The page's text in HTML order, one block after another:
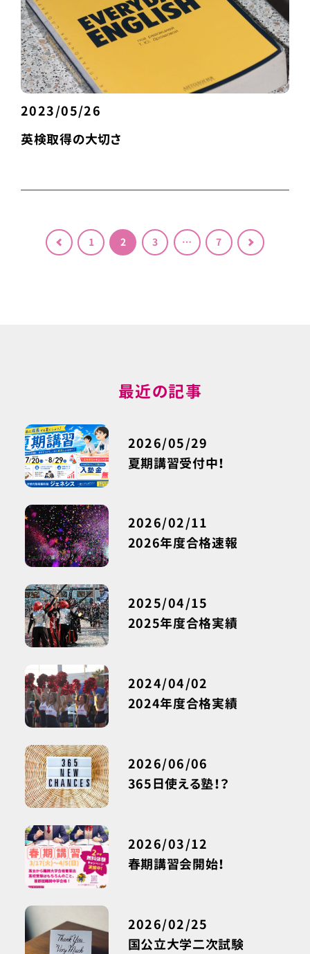
2023/05/26
英検取得の大切さ
＜ 1 2 3 … 7 ＞
最近の記事
夏期講習受付中！
2026/05/29
2026年度合格速報
2026/02/11
2025年度合格実績
2025/04/15
2024年度合格実績
2024/04/02
365日使える塾！？
2026/06/06
春期講習会開始！
2026/03/12
国公立大学二次試験
2026/02/25